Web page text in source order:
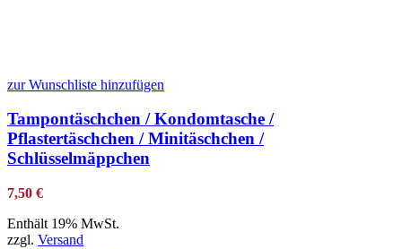
zur Wunschliste hinzufügen
Tampontäschchen / Kondomtasche /
Pflastertäschchen / Minitäschchen /
Schlüsselmäppchen
7,50 €
Enthält 19% MwSt.
zzgl. Versand